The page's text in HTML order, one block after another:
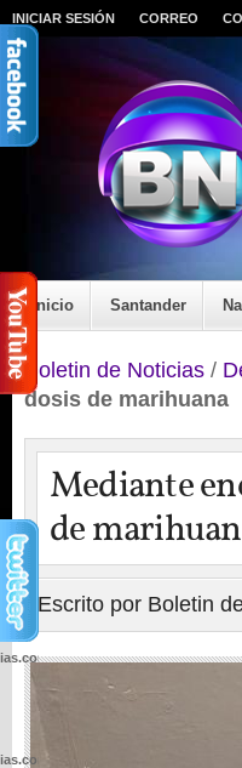
INICIAR SESIÓN CORREO
Inicio Santander
Boletin de Noticias /
dosis de marihuana
Mediante
de
Escrito por Boletin
wp-
wp-